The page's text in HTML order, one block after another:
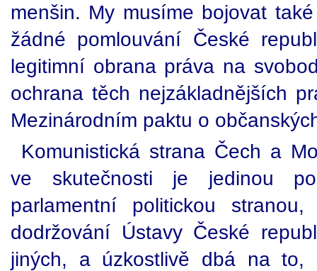
menšin. My musíme bojovat
žádné pomlouvání České
legitimní obrana práva na
ochrana těch nejzákladnějších
Mezinárodním paktu o
Komunistická strana Čech a
ve skutečnosti je jedinou
parlamentní politickou
dodržování Ústavy České
jiných, a úzkostlivě dbá na to,